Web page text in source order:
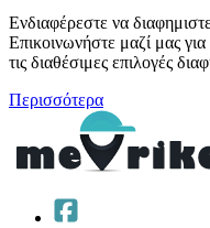
Ενδιαφέρεστε να
Επικοινωνήστε μαζί μας
τις διαθέσιμες επιλογές
Περισσότερα